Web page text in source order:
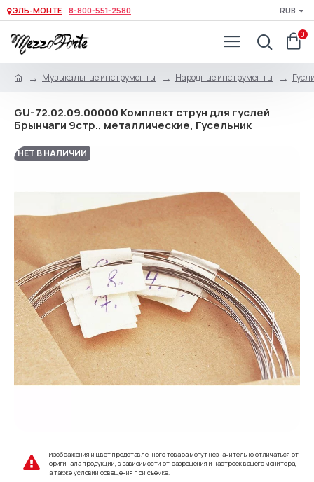
ЭЛЬ-МОНТЕ 8-800-551-2580 RUB
0
Музыкальные инструменты Народные инструменты
GU-72.02.09.00000 Комплект струн для гуслей
Брынчаги 9стр., металлические, Гусельник
НЕТ В НАЛИЧИИ
Изображения и цвет представленного товара могут незначительно отличаться от
оригинала продукции, в зависимости от разрешения и настроек вашего монитора,
а также условий освещения при съемке.